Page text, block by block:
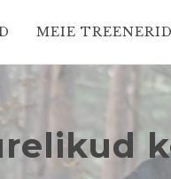
MEIE TREENERID